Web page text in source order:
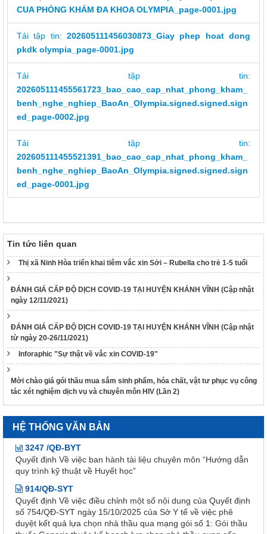
CUA PHÒNG KHÁM ĐA KHOA OLYMPIA_page-0001.jpg
Tải tập tin: 202605111456030873_Giay phep hoat dong
pkdk olympia_page-0001.jpg
Tải tập tin:
202605111455561723_bao_cao_cap_nhat_phong_kham_
benh_nghe_nghiep_BaoAn_Olympia.signed.signed.sign
ed_page-0002.jpg
Tải tập tin:
202605111455521391_bao_cao_cap_nhat_phong_kham_
benh_nghe_nghiep_BaoAn_Olympia.signed.signed.sign
ed_page-0001.jpg
Tin tức liên quan
Thị xã Ninh Hòa triển khai tiêm vắc xin Sởi – Rubella cho trẻ 1-5 tuổi
ĐÁNH GIÁ CẤP ĐỘ DỊCH COVID-19 TẠI HUYỆN KHÁNH VĨNH (Cập nhật
ngày 12/11/2021)
ĐÁNH GIÁ CẤP ĐỘ DỊCH COVID-19 TẠI HUYỆN KHÁNH VĨNH (Cập nhật
từ ngày 20-26/11/2021)
Inforaphic "Sự thật về vắc xin COVID-19"
Mời chào giá gói thầu mua sắm sinh phẩm, hóa chất, vật tư phục vụ công
tác xét nghiệm dịch vụ và chuyên môn HIV (Lần 2)
HỆ THỐNG VĂN BẢN
318/VPCQTT
1265/HD-BCĐ
38/TB-UBND
Kết luận của UBND tỉnh Nguyễn Tấn Tuân kiêm Trưởng Ban
Chỉ đạo phòng, chống dịch Covid-19 tỉnh Khánh Hòa tại cuộc
họp Ban Chỉ đạo phòng, chống dịch Covid-19 ngày
25/01/2022
48/TB-UBND
Kết luận của Phó Chủ tịch UBND tỉnh Đinh Văn Thiệu kiêm
Phó Trưởng Ban chỉ đạo phòng, chống dịch Covid-19 tỉnh
Khánh Hòa tại cuộc họp Ban Chỉ đạo phòng, chống dịch
Covid-19 ngày 11/02/2022
Hòa tại cuộc họp Ban chỉ đạo phòng, chống dịch Covid-19
ngày 25/01/2022
3639/QĐ-BYT
quy trình kỹ thuật về Huyết học” – Tập 1
3633/QĐ-BYT
Quyết định Về việc ban hành tài liệu chuyên môn “Hướng dẫn
quy trình kỹ thuật về tạo máu và lympho - Tập 2.1”
3632/QĐ-BYT
Quyết định Về việc ban hành tài liệu chuyên môn “Hướng dẫn
quy trình kỹ thuật về tạo máu và lympho - Tập 1.1”
3634/QĐ-BYT
Quyết định Về việc ban hành tài liệu chuyên môn “Hướng dẫn
quy trình kỹ thuật về Răng Hàm Mặt – Tập 1”
3247 /QĐ-BYT
Quyết định Về việc ban hành tài liệu chuyên môn “Hướng dẫn
quy trình kỹ thuật về Huyết học”
914/QĐ-SYT
Quyết định Về việc điều chỉnh một số nội dung của Quyết định
số 754/QĐ-SYT ngày 15/10/2025 của Sở Y tế về việc phê
duyệt kết quả lựa chọn nhà thầu qua mạng gói số 1: Gói thầu
thuốc Generic thuộc kế hoạch lựa chọn nhà thầu cung cấp
thuốc: Mua sắm tập trung thuốc cấp địa phương tỉnh Khánh